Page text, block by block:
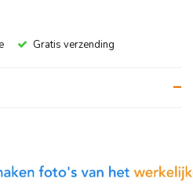
Gratis verzending